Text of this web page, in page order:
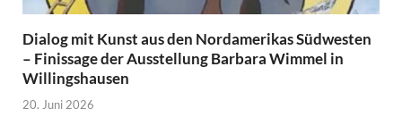
Dialog mit Kunst aus den Nordamerikas Südwesten
– Finissage der Ausstellung Barbara Wimmel in
Willingshausen
20. Juni 2026